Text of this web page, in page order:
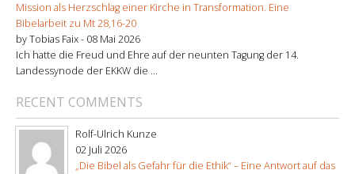
Mission als Herzschlag einer Kirche in Transformation. Eine
Bibelarbeit zu Mt 28,16-20
by Tobias Faix - 08 Mai 2026
Ich hatte die Freud und Ehre auf der neunten Tagung der 14.
Landessynode der EKKW die ...
RECENT COMMENTS
Rolf-Ulrich Kunze
02 Juli 2026
„Die Bibel als Gefahr für die Ethik“ – Eine Antwort auf das